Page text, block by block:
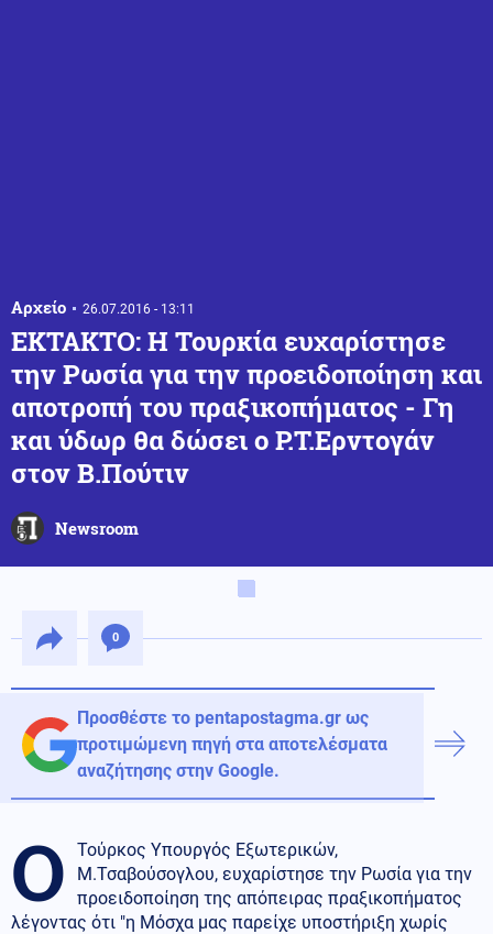
Αρχείο 26.07.2016 - 13:11
ΕΚΤΑΚΤΟ: H Toυρκία ευχαρίστησε
την Ρωσία για την προειδοποίηση και
αποτροπή του πραξικοπήματος - Γη
και ύδωρ θα δώσει ο Ρ.Τ.Ερντογάν
στον Β.Πούτιν
Newsroom
0
Προσθέστε το pentapostagma.gr ως
προτιμώμενη πηγή στα αποτελέσματα
αναζήτησης στην Google.
O
Toύρκος Υπουργός Εξωτερικών,
Μ.Τσαβούσογλου, ευχαρίστησε την Ρωσία για την
προειδοποίηση της απόπειρας πραξικοπήματος
λέγοντας ότι "η Μόσχα μας παρείχε υποστήριξη χωρίς